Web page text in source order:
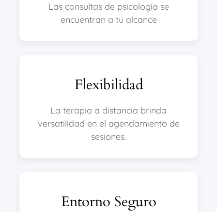
Las consultas de psicología se
encuentran a tu alcance
Flexibilidad
La terapia a distancia brinda
versatilidad en el agendamiento de
sesiones.
Entorno Seguro